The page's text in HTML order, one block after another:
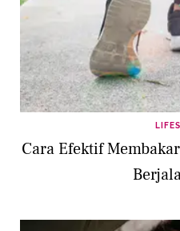
Cara Efektif